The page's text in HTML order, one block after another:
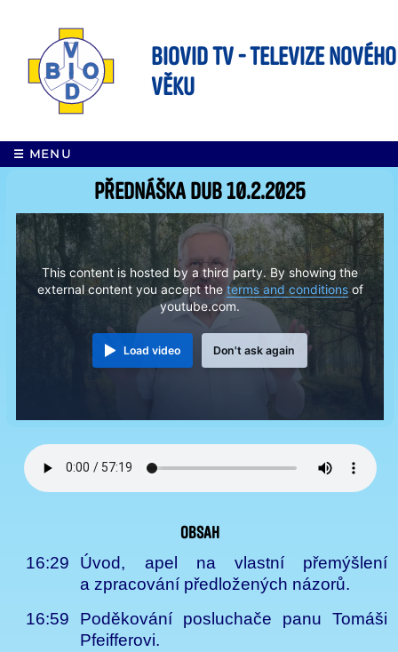
BIOVID TV - Televize nového
věku
☰ MENU
Přednáška DUB 10.2.2025
This content is hosted by a third party. By showing the
external content you accept the terms and conditionsof
youtube.com.
Load video Don't ask again
Obsah
16:29
Úvod, apel na vlastní přemýšlení
a zpracování předložených názorů.
16:59
Poděkování posluchače panu Tomáši
Pfeifferovi.